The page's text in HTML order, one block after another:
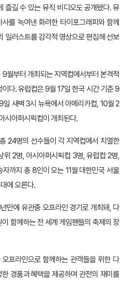
즐길 수 있는 뮤직 비디오도 공개됐다. 뮤
를 녹여낸 화려한 타이포그래피와 함께
일러스트를 감각적 영상으로 편집해 선보
월부터 개최되는 지역컵에서부터 본격적
다. 유럽컵은 9월 17일 한국 시간 기준 9
새벽 3시 뉴욕에서 아메리카컵, 10월 2
시아퍼시픽컵이 개최된다.
24명의 선수들이 각 지역컵에서 치열한
위 2명, 아시아퍼시픽컵 3명, 유럽컵 2명,
까지 총 8인이 오는 11월 대한민국 서울
에 오른다.
만에 유관중 오프라인 경기로 개최돼, 다
함께하는 전 세계 게임팬들의 축제의 장
오프라인으로 함께하는 관객들을 위한 다
경품과 혜택을 제공하며 관전의 재미를